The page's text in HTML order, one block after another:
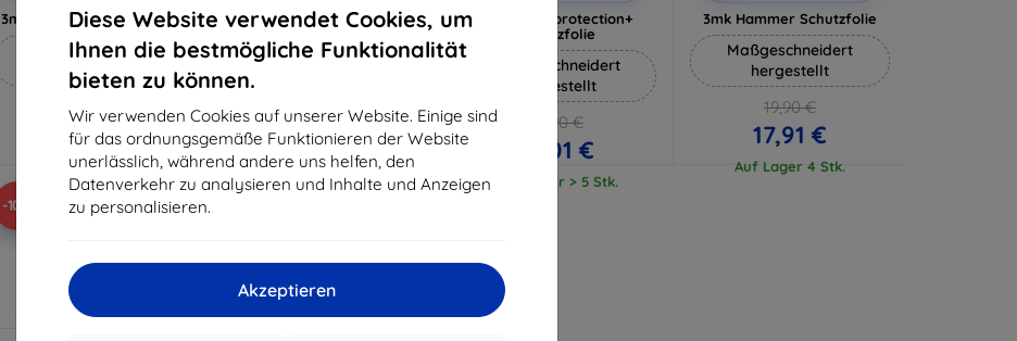
Diese Website verwendet Cookies, um
Ihnen die bestmögliche Funktionalität
bieten zu können.
Wir verwenden Cookies auf unserer Website. Einige sind
für das ordnungsgemäße Funktionieren der Website
unerlässlich, während andere uns helfen, den
Datenverkehr zu analysieren und Inhalte und Anzeigen
zu personalisieren.
Akzeptieren
3mk Anti-Shock Schutzglas
Maßgeschneidert
hergestellt
16,90 €
15,21 €
Auf Lager > 5 Stk.
3mk Pure Matt Schutzglas
Maßgeschneidert
12,90 €
11,61 €
Auf Lager > 5 Stk.
3mk Silverprotection+
Schutzfolie
Maßgeschneidert
hergestellt
18,90 €
17,01 €
Auf Lager > 5 Stk.
3mk Hammer Schutzfolie
Maßgeschneidert
hergestellt
19,90 €
17,91 €
Auf Lager 4 Stk.
-10%